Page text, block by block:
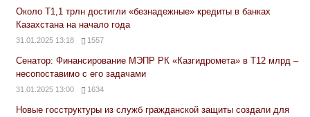
Около Т1,1 трлн достигли «безнадежные» кредиты в банках
Казахстана на начало года
31.01.2025 13:18 1557
Сенатор: Финансирование МЭПР РК «Казгидромета» в Т12 млрд –
несопоставимо с его задачами
31.01.2025 13:00 1634
Новые госструктуры из служб гражданской защиты создали для